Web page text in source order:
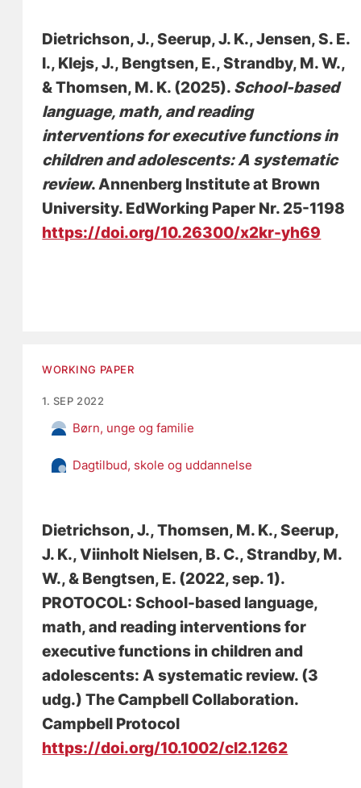
Dietrichson, J., Seerup, J. K., Jensen, S. E.
I., Klejs, J., Bengtsen, E., Strandby, M. W.,
& Thomsen, M. K. (2025). School-based
language, math, and reading
interventions for executive functions in
children and adolescents: A systematic
review. Annenberg Institute at Brown
University. EdWorking Paper Nr. 25-1198
https://doi.org/10.26300/x2kr-yh69
WORKING PAPER
1. SEP 2022
Børn, unge og familie
Dagtilbud, skole og uddannelse
Dietrichson, J., Thomsen, M. K., Seerup,
J. K., Viinholt Nielsen, B. C., Strandby, M.
W., & Bengtsen, E. (2022, sep. 1).
PROTOCOL: School-based language,
math, and reading interventions for
executive functions in children and
adolescents: A systematic review. (3
udg.) The Campbell Collaboration.
Campbell Protocol
https://doi.org/10.1002/cl2.1262